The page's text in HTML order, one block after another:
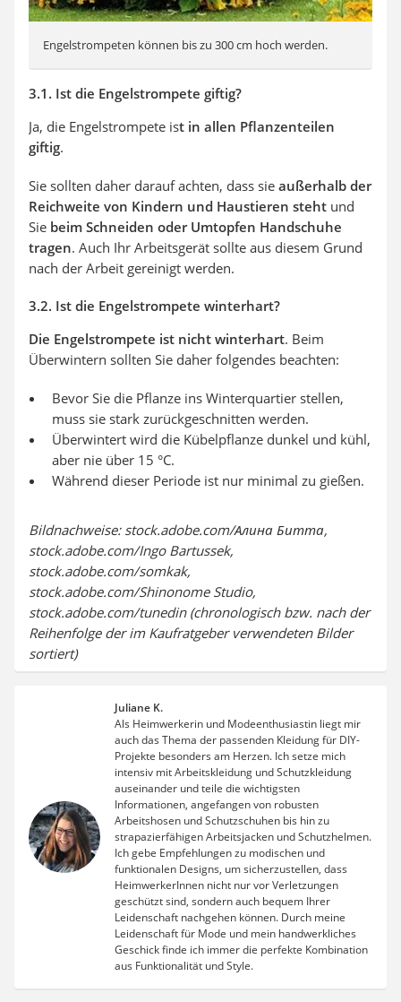
Engelstrompeten können bis zu 300 cm hoch werden.
3.1. Ist die Engelstrompete giftig?
Ja, die Engelstrompete ist in allen Pflanzenteilen
giftig.
Sie sollten daher darauf achten, dass sie außerhalb der
Reichweite von Kindern und Haustieren steht und
Sie beim Schneiden oder Umtopfen Handschuhe
tragen. Auch Ihr Arbeitsgerät sollte aus diesem Grund
nach der Arbeit gereinigt werden.
3.2. Ist die Engelstrompete winterhart?
Die Engelstrompete ist nicht winterhart. Beim
Überwintern sollten Sie daher folgendes beachten:
Bevor Sie die Pflanze ins Winterquartier stellen,
muss sie stark zurückgeschnitten werden.
Überwintert wird die Kübelpflanze dunkel und kühl,
aber nie über 15 °C.
Während dieser Periode ist nur minimal zu gießen.
Bildnachweise: stock.adobe.com/Алина Битта,
stock.adobe.com/Ingo Bartussek,
stock.adobe.com/somkak,
stock.adobe.com/Shinonome Studio,
stock.adobe.com/tunedin (chronologisch bzw. nach der
Reihenfolge der im Kaufratgeber verwendeten Bilder
sortiert)
Juliane K.
Als Heimwerkerin und Modeenthusiastin liegt mir
auch das Thema der passenden Kleidung für DIY-
Projekte besonders am Herzen. Ich setze mich
intensiv mit Arbeitskleidung und Schutzkleidung
auseinander und teile die wichtigsten
Informationen, angefangen von robusten
Arbeitshosen und Schutzschuhen bis hin zu
strapazierfähigen Arbeitsjacken und Schutzhelmen.
Ich gebe Empfehlungen zu modischen und
funktionalen Designs, um sicherzustellen, dass
HeimwerkerInnen nicht nur vor Verletzungen
geschützt sind, sondern auch bequem Ihrer
Leidenschaft nachgehen können. Durch meine
Leidenschaft für Mode und mein handwerkliches
Geschick finde ich immer die perfekte Kombination
aus Funktionalität und Style.